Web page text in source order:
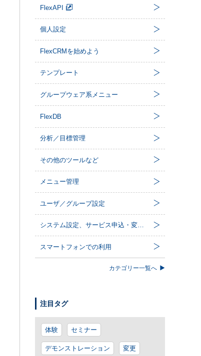
FlexAPI
個人設定
FlexCRMを始めよう
テンプレート
グループウェア系メニュー
FlexDB
分析／目標管理
その他のツールなど
メニュー管理
ユーザ／グループ設定
システム設定、サービス申込・変更など
スマートフォンでの利用
カテゴリー一覧へ
注目タグ
体験 セミナー
デモンストレーション 変更